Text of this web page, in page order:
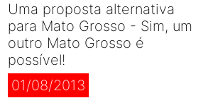
Uma proposta alternativa
para Mato Grosso - Sim, um
outro Mato Grosso é
possível!
01/08/2013